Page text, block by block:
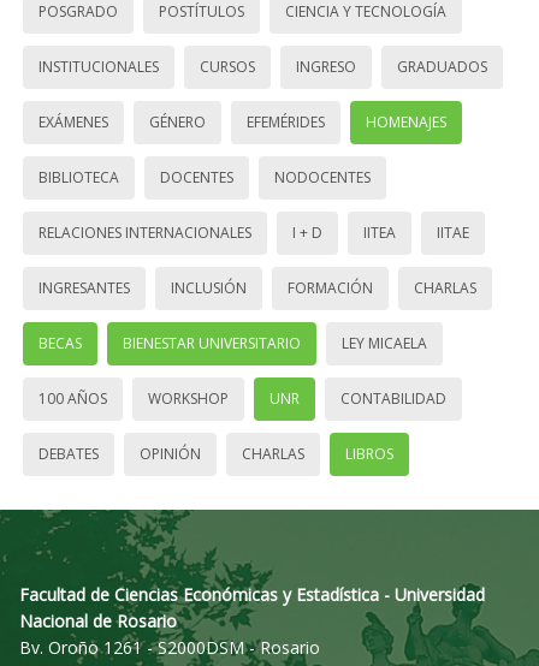
POSGRADO POSTÍTULOS CIENCIA Y TECNOLOGÍA
INSTITUCIONALES CURSOS INGRESO GRADUADOS
EXÁMENES GÉNERO EFEMÉRIDES HOMENAJES
BIBLIOTECA DOCENTES NODOCENTES
RELACIONES INTERNACIONALES I + D IITEA IITAE
INGRESANTES INCLUSIÓN FORMACIÓN CHARLAS
BECAS BIENESTAR UNIVERSITARIO LEY MICAELA
100 AÑOS WORKSHOP UNR CONTABILIDAD
DEBATES OPINIÓN CHARLAS LIBROS
Facultad de Ciencias Económicas y Estadística - Universidad
Nacional de Rosario
Bv. Oroño 1261 - S2000DSM - Rosario